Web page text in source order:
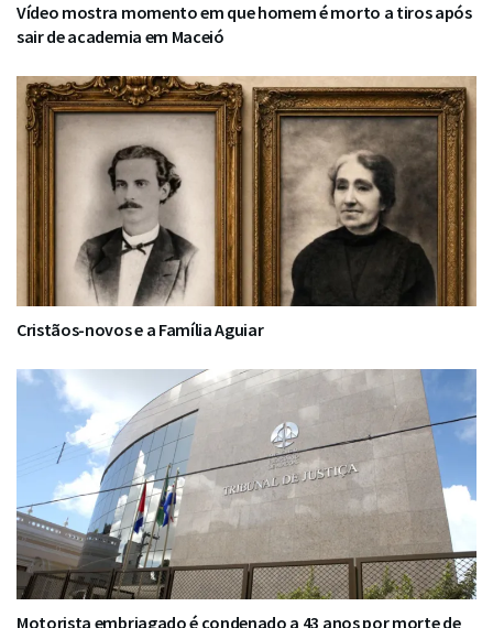
Vídeo mostra momento em que homem é morto a tiros após
sair de academia em Maceió
Cristãos-novos e a Família Aguiar
Motorista embriagado é condenado a 43 anos por morte de